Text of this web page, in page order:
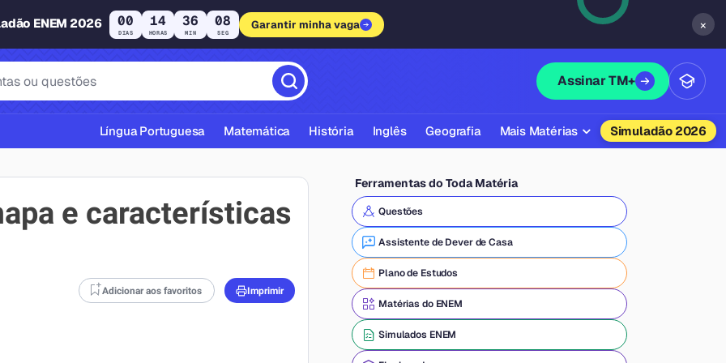
ENEM 2026 00
DIAS
14
HORAS
36
MIN
07
SEG
Garantir minha vaga ×
Assinar TM+
Língua Portuguesa Matemática História Inglês Geografia Mais Matérias
Química
Física
Filosofia
Literatura
Simuladão 2026
e características
Adicionar aos favoritos Imprimir
Ferramentas do Toda Matéria
Questões
Assistente de Dever de Casa
Plano de Estudos
Matérias do ENEM
Simulados ENEM